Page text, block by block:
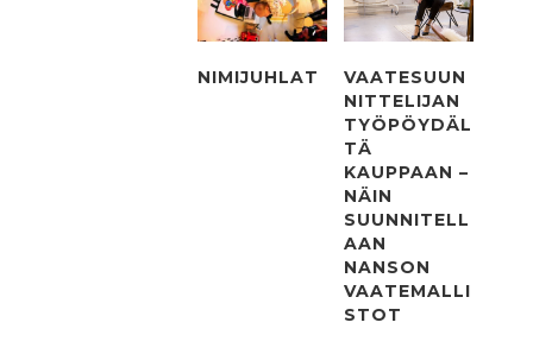
NIMIJUHLAT
VAATESUUN
NITTELIJAN
TYÖPÖYDÄL
TÄ
KAUPPAAN –
NÄIN
SUUNNITELL
AAN
NANSON
VAATEMALLI
STOT